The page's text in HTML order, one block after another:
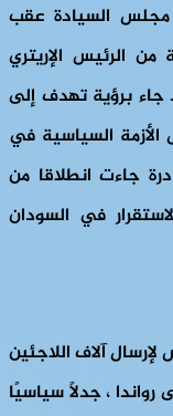
مجلس السيادة عقب
من الرئيس الإريتري
جاء برؤية تهدف إلى
السياسية في
جاءت انطلاقا من
في السودان
آلاف اللاجئين
، جدلاً سياسيًا